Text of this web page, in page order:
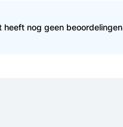
heeft nog geen beoordelingen